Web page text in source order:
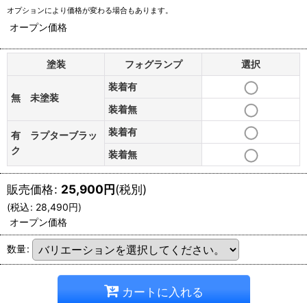
オプションにより価格が変わる場合もあります。
オープン価格
塗装 フォグランプ 選択
無 未塗装
装着有
装着無
有 ラプターブラッ
ク
装着有
装着無
販売価格: 25,900円(税別)
(税込: 28,490円)
オープン価格
数量:
カートに入れる